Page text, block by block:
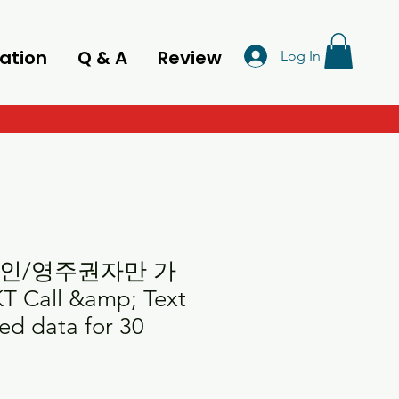
Q & A Review Log In
/영주권자만 가
Call &amp; Text
data for 30